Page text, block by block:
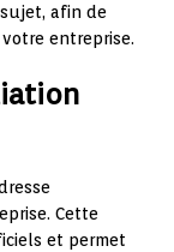
afin de
entreprise.
Cette
et permet